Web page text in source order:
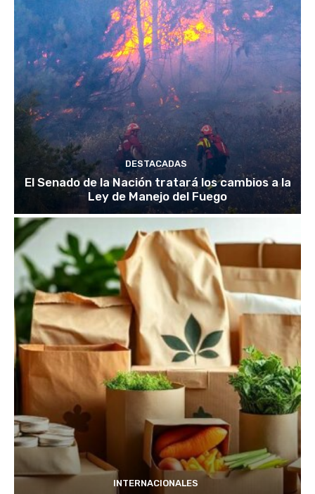
DESTACADAS
El Senado de la Nación tratará los cambios a la
Ley de Manejo del Fuego
INTERNACIONALES